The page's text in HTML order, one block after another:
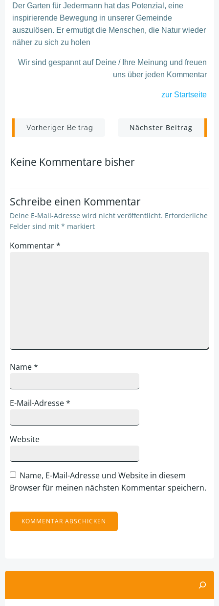
Der Garten für Jedermann hat das Potenzial, eine
inspirierende Bewegung in unserer Gemeinde
auszulösen. Er ermutigt die Menschen, die Natur wieder
näher zu sich zu holen
Wir sind gespannt auf Deine / Ihre Meinung und freuen
uns über jeden Kommentar
zur Startseite
Post
navigation
Vorheriger Beitrag
Post
navigation
Nächster Beitrag
Keine Kommentare bisher
Schreibe einen Kommentar
Deine E-Mail-Adresse wird nicht veröffentlicht. Erforderliche
Felder sind mit * markiert
Kommentar*
Name*
E-Mail-Adresse*
Website
Name, E-Mail-Adresse und Website in diesem
Browser für meinen nächsten Kommentar speichern.